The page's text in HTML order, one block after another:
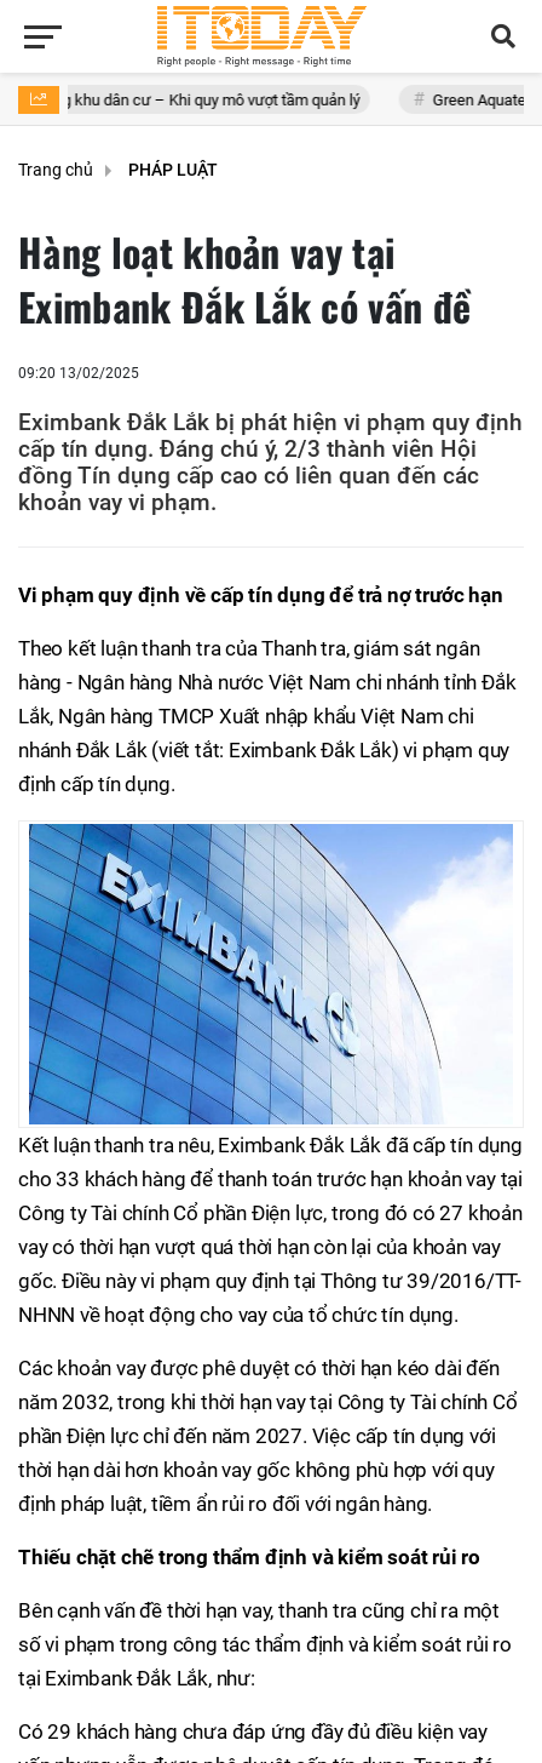
dân cư – Khi quy mô vượt tầm quản lý Green Aquatech và ‘hành
Trang chủ PHÁP LUẬT
Hàng loạt khoản vay tại
Eximbank Đắk Lắk có vấn đề
09:20 13/02/2025
Eximbank Đắk Lắk bị phát hiện vi phạm quy định
cấp tín dụng. Đáng chú ý, 2/3 thành viên Hội
đồng Tín dụng cấp cao có liên quan đến các
khoản vay vi phạm.
Vi phạm quy định về cấp tín dụng để trả nợ trước hạn
Theo kết luận thanh tra của Thanh tra, giám sát ngân
hàng - Ngân hàng Nhà nước Việt Nam chi nhánh tỉnh Đắk
Lắk, Ngân hàng TMCP Xuất nhập khẩu Việt Nam chi
nhánh Đắk Lắk (viết tắt: Eximbank Đắk Lắk) vi phạm quy
định cấp tín dụng.
Kết luận thanh tra nêu, Eximbank Đắk Lắk đã cấp tín dụng
cho 33 khách hàng để thanh toán trước hạn khoản vay tại
Công ty Tài chính Cổ phần Điện lực, trong đó có 27 khoản
vay có thời hạn vượt quá thời hạn còn lại của khoản vay
gốc. Điều này vi phạm quy định tại Thông tư 39/2016/TT-
NHNN về hoạt động cho vay của tổ chức tín dụng.
Các khoản vay được phê duyệt có thời hạn kéo dài đến
năm 2032, trong khi thời hạn vay tại Công ty Tài chính Cổ
phần Điện lực chỉ đến năm 2027. Việc cấp tín dụng với
thời hạn dài hơn khoản vay gốc không phù hợp với quy
định pháp luật, tiềm ẩn rủi ro đối với ngân hàng.
Thiếu chặt chẽ trong thẩm định và kiểm soát rủi ro
Bên cạnh vấn đề thời hạn vay, thanh tra cũng chỉ ra một
số vi phạm trong công tác thẩm định và kiểm soát rủi ro
tại Eximbank Đắk Lắk, như:
Có 29 khách hàng chưa đáp ứng đầy đủ điều kiện vay